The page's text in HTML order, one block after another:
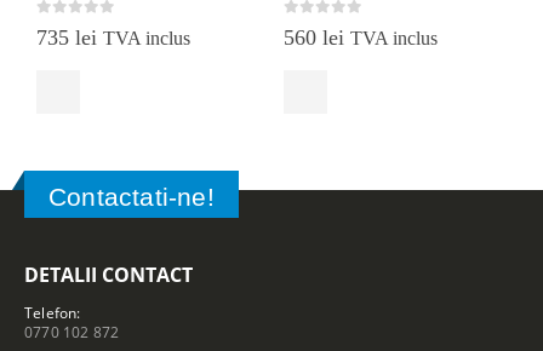
735 lei TVA inclus 560 lei TVA inclus
Contactati-ne!
DETALII CONTACT
Telefon:
0770 102 872